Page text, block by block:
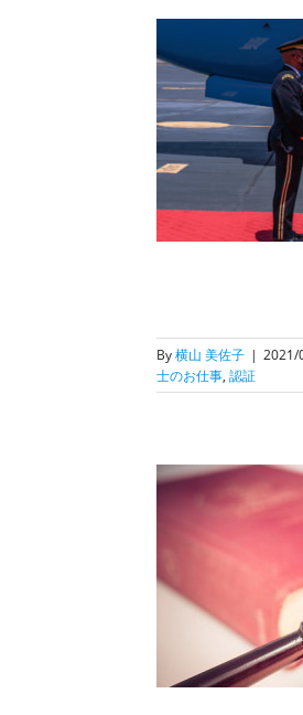
By横山 美佐子 | 2021/
士のお仕事, 認証